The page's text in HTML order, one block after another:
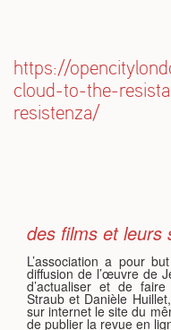
https://
cloud-to-the-
resistenza/
des films et leurs
L’association a pour
diffusion de l’œuvre de
d’actualiser et de
Straub et Danièle
sur internet le site du
de publier la revue en